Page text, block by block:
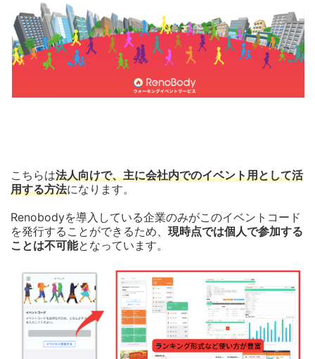
こちらは法人向けで、主に会社内でのイベント用として活
用する方法になります。
Renobodyを導入している企業のみがこのイベントコード
を発行することができるため、 現時点では個人で参加する
ことは不可能となっています。